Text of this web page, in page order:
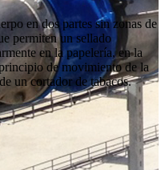
en dos partes sin zonas de
permiten un sellado
en la papelería, en la
de movimiento de la
un cortador de tabacos.